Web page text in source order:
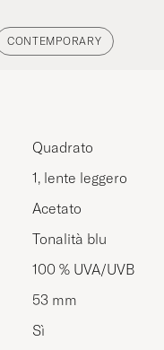
CONTEMPORARY
Quadrato
1, lente leggero
Acetato
Tonalità blu
100 % UVA/UVB
53 mm
Sì